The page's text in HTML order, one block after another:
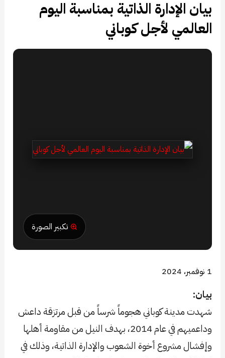
بيان الإدارة الذاتية بمناسبة اليوم
العالمي لأجل كوباني
تكبير الصورة
1 نوفمبر، 2024
بيان:
شهدت مدينة كوباني هجوماً شرساً من قبل مرتزقة داعش
وداعميهم في عام 2014، بهدف النيل من مقاومة أهلها
وإفشال مشروع أخوة الشعوب والإدارة الذاتية، وذلك في